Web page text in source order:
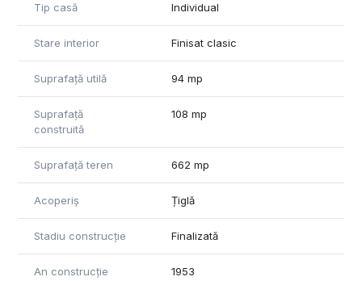
Tip casă Individual
Stare interior Finisat clasic
Suprafață utilă 94 mp
Suprafață
construită
108 mp
Suprafață teren 662 mp
Acoperiș Țiglă
Stadiu construcție Finalizată
An construcție 1953